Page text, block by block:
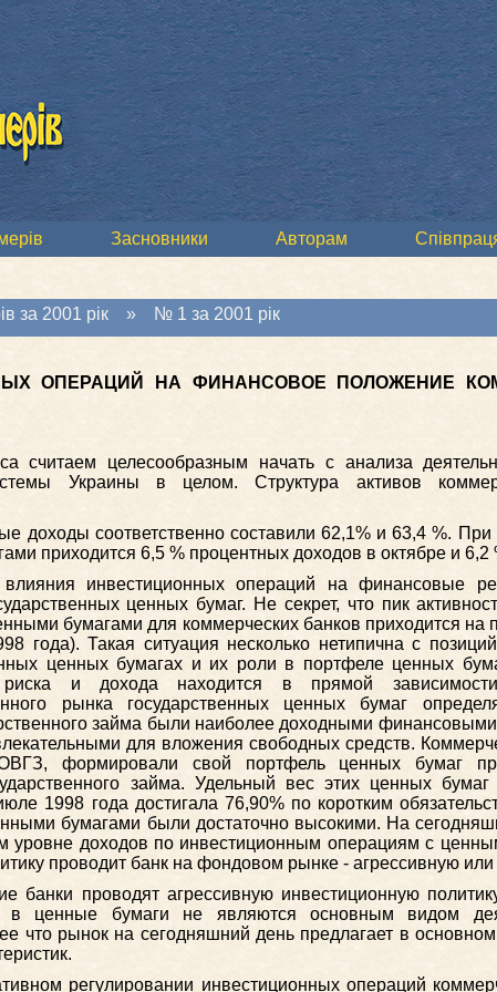
Засновники Авторам
за 2001 рік » № 1 за 2001 рік
ОПЕРАЦИЙ НА ФИНАНСОВОЕ ПОЛОЖЕНИЕ
считаем целесообразным начать с анализа
Украины в целом. Структура активов
доходы соответственно составили 62,1% и 63,4 %.
приходится 6,5 % процентных доходов в октябре и 6,2
инвестиционных операций на финансовые
ценных бумаг. Не секрет, что пик
бумагами для коммерческих банков приходится на
года). Такая ситуация несколько нетипична с
ценных бумагах и их роли в портфеле ценных
и дохода находится в прямой
рынка государственных ценных бумаг
займа были наиболее доходными
для вложения свободных средств.
формировали свой портфель ценных бумаг
займа. Удельный вес этих ценных
1998 года достигала 76,90% по коротким
бумагами были достаточно высокими. На
уровне доходов по инвестиционным операциям с
проводит банк на фондовом рынке - агрессивную
банки проводят агрессивную инвестиционную
в ценные бумаги не являются основным видом
что рынок на сегодняшний день предлагает в
регулировании инвестиционных операций